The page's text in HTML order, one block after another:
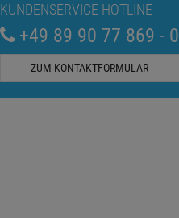
KUNDENSERVICE HOTLINE
+49 89 90 77 869 - 0
ZUM KONTAKTFORMULAR